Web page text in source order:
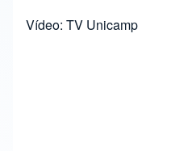
Vídeo: TV Unicamp